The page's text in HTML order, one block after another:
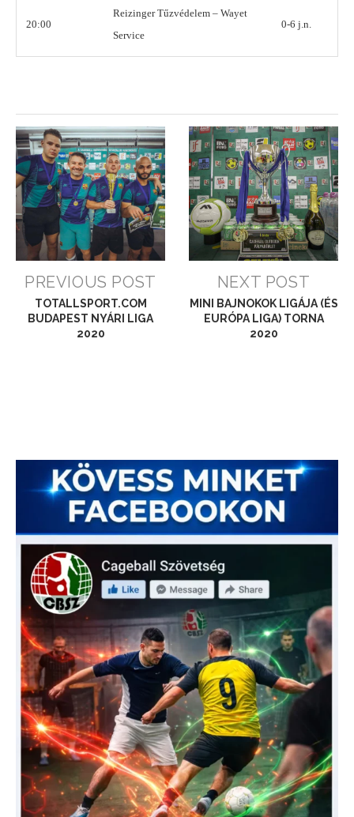
20:00
Reizinger Tűzvédelem – Wayet
Service
0-6 j.n.
PREVIOUS POST
TOTALLSPORT.COM
BUDAPEST NYÁRI LIGA
2020
NEXT POST
MINI BAJNOKOK LIGÁJA (ÉS
EURÓPA LIGA) TORNA
2020